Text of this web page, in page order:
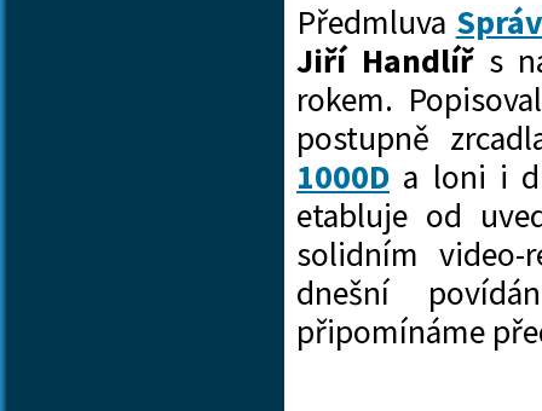
Předmluva
Jiří Handlířs
rokem.
postupně
1000D a loni i
etabluje od
solidním video-
dnešní
připomínáme